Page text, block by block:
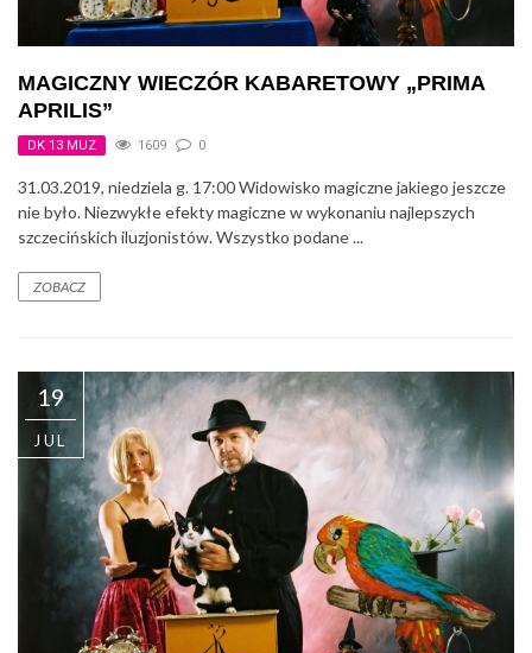
MAGICZNY WIECZÓR KABARETOWY „PRIMA
APRILIS”
DK 13 MUZ 1609 0
31.03.2019, niedziela g. 17:00 Widowisko magiczne jakiego jeszcze
nie było. Niezwykłe efekty magiczne w wykonaniu najlepszych
szczecińskich iluzjonistów. Wszystko podane ...
ZOBACZ
19
JUL